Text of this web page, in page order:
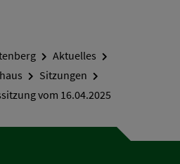
Aktuelles
Sitzungen
vom 16.04.2025